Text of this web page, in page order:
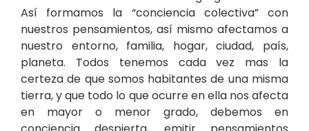
Así formamos la “conciencia colectiva” con
nuestros pensamientos, así mismo afectamos a
nuestro entorno, familia, hogar, ciudad, país,
planeta. Todos tenemos cada vez mas la
certeza de que somos habitantes de una misma
tierra, y que todo lo que ocurre en ella nos afecta
en mayor o menor grado, debemos en